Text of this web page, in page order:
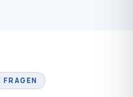
FRAGEN